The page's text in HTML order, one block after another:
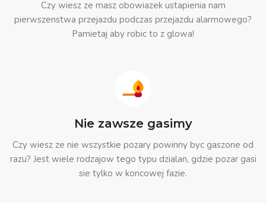
Czy wiesz ze masz obowiazek ustapienia nam
pierwszenstwa przejazdu podczas przejazdu alarmowego?
Pamietaj aby robic to z glowa!
Nie zawsze gasimy
Czy wiesz ze nie wszystkie pozary powinny byc gaszone od
razu? Jest wiele rodzajow tego typu dzialan, gdzie pozar gasi
sie tylko w koncowej fazie.